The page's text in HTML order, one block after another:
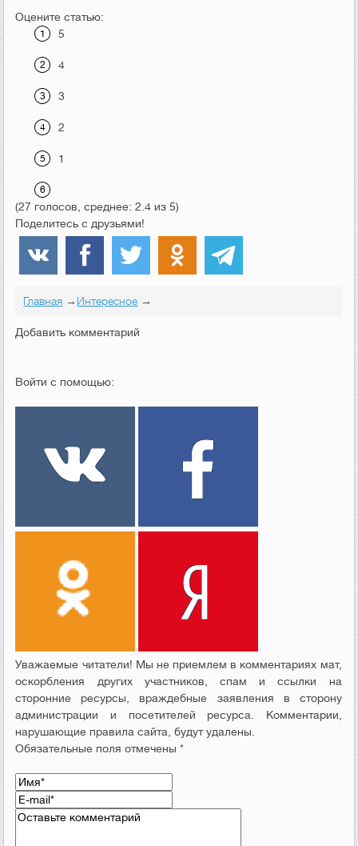
Оцените статью:
5
4
3
2
1
(27 голосов, среднее: 2.4 из 5)
Поделитесь с друзьями!
Главная →Интересное →
Добавить комментарий
Войти с помощью:
Уважаемые читатели! Мы не приемлем в комментариях мат,
оскорбления других участников, спам и ссылки на
сторонние ресурсы, враждебные заявления в сторону
администрации и посетителей ресурса. Комментарии,
нарушающие правила сайта, будут удалены.
Обязательные поля отмечены *